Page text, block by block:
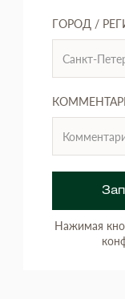
ГОРОД /
Нажимая